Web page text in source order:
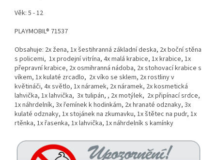
Věk: 5 - 12
PLAYMOBIL® 71537
Obsahuje: 2x žena, 1x šestihranná základní deska, 2x boční stěna
s policemi, 1x prodejní vitrína, 4x malá krabice, 1x krabice, 1x
přepravní krabice, 2x osmihranná nádoba, 2x stohovací krabice s
víkem, 1x kulaté zrcadlo, 2x víko se sklem, 2x rostliny v
květináči, 4x světlo, 1x náramek, 2x náramek, 2x kosmetická
lahvička, 1x lahvička, 3x tulipán, , 2x motýlek, 2x připínací srdce,
1x náhrdelník, 3x řemínek k hodinkám, 2x hranaté odznaky, 3x
kulaté odznaky, 1x stojánek na zkumavku, 1x štětec na pudr, 1x
rtěnka, 1x řasenka, 1x lahvička, 1x náhrdelník s kamínky